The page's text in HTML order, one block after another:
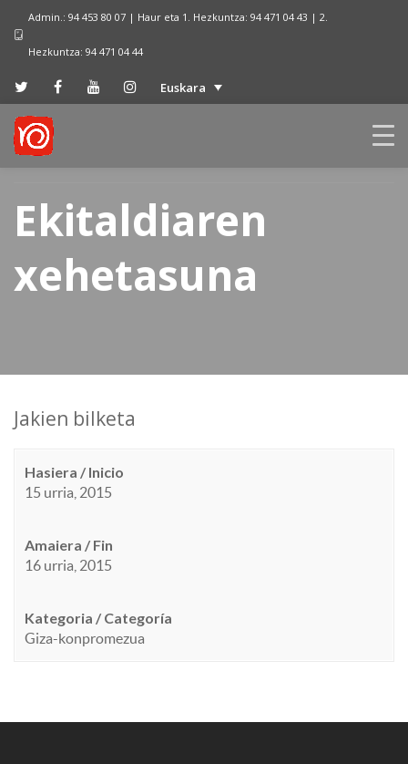
Admin.: 94 453 80 07 | Haur eta 1. Hezkuntza: 94 471 04 43 | 2.
Hezkuntza: 94 471 04 44
Euskara
Ekitaldiaren
xehetasuna
Jakien bilketa
Hasiera / Inicio
15 urria, 2015
Amaiera / Fin
16 urria, 2015
Kategoria / Categoría
Giza-konpromezua